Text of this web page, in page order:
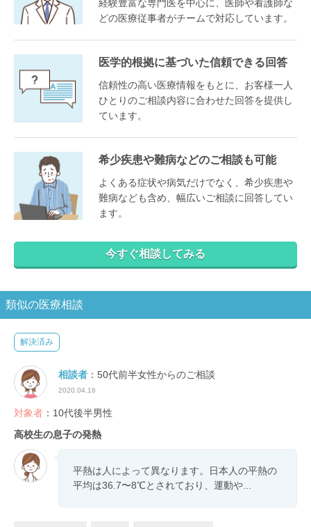
経験豊富な専門医を中心に、医師や看護師な
どの医療従事者がチームで対応しています。
医学的根拠に基づいた信頼できる回答
信頼性の高い医療情報をもとに、お客様一人
ひとりのご相談内容に合わせた回答を提供し
ています。
希少疾患や難病などのご相談も可能
よくある症状や病気だけでなく、希少疾患や
難病なども含め、幅広いご相談に回答してい
ます。
今すぐ相談してみる
類似の医療相談
解決済み
相談者 ：50代前半女性からのご相談
2020.04.16
対象者 ：10代後半男性
高校生の息子の発熱
平熱は人によって異なります。日本人の平熱の
平均は36.7〜8℃とされており、運動や...